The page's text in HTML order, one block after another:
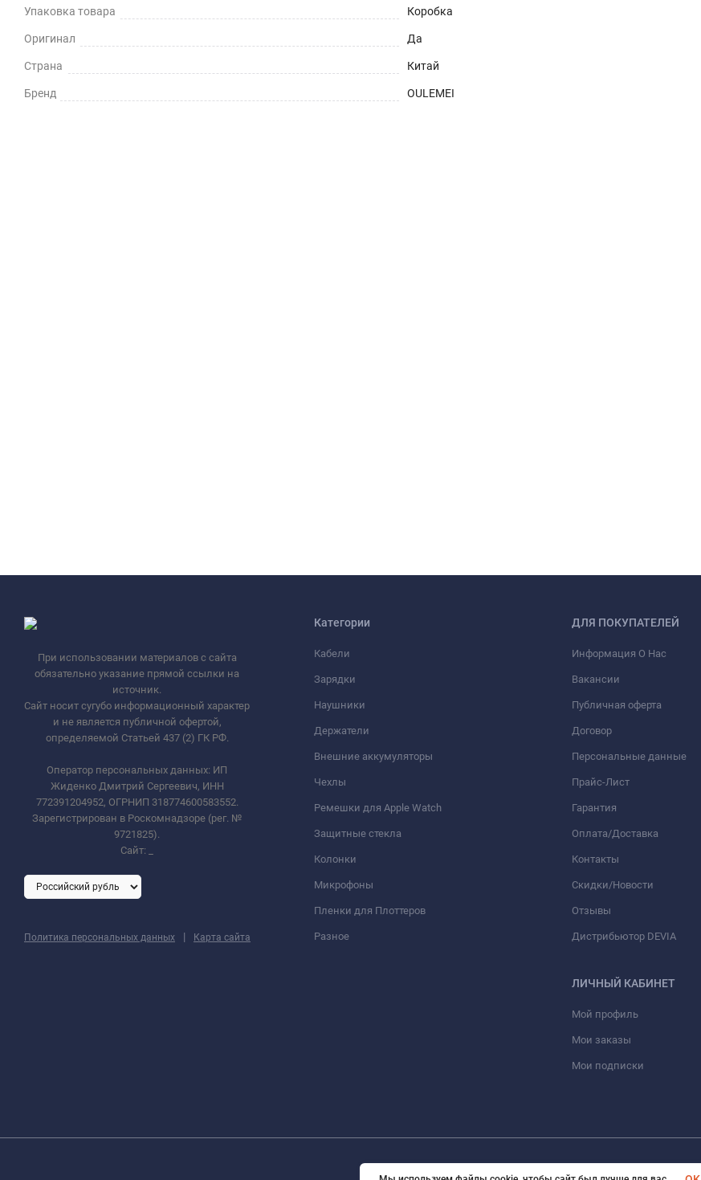
Упаковка товара Коробка
Оригинал Да
Страна Китай
Бренд OULEMEI
При использовании материалов с сайта
обязательно указание прямой ссылки на
источник.
Сайт носит сугубо информационный характер
и не является публичной офертой,
определяемой Статьей 437 (2) ГК РФ.
Оператор персональных данных: ИП
Жиденко Дмитрий Сергеевич, ИНН
772391204952, ОГРНИП 318774600583552.
Зарегистрирован в Роскомнадзоре (рег. №
9721825).
Сайт:
Политика персональных данных | Карта сайта
Категории
Кабели
Зарядки
Наушники
Держатели
Внешние аккумуляторы
Чехлы
Ремешки для Apple Watch
Защитные стекла
Колонки
Микрофоны
Пленки для Плоттеров
Разное
ДЛЯ ПОКУПАТЕЛЕЙ
Информация О Нас
Вакансии
Публичная оферта
Договор
Персональные данные
Прайс-Лист
Гарантия
Оплата/Доставка
Контакты
Скидки/Новости
Отзывы
Дистрибьютор DEVIA
ЛИЧНЫЙ КАБИНЕТ
Мой профиль
Мои заказы
Мои подписки